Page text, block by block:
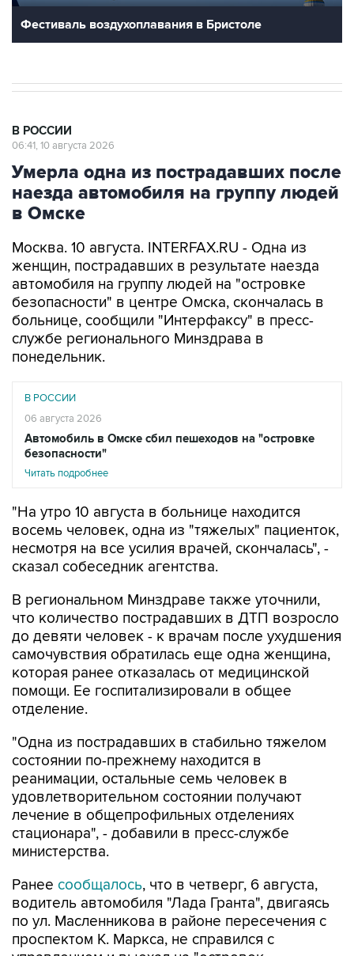
Фестиваль воздухоплавания в Бристоле
В РОССИИ
06:41, 10 августа 2026
Умерла одна из пострадавших после
наезда автомобиля на группу людей
в Омске
Москва. 10 августа. INTERFAX.RU - Одна из
женщин, пострадавших в результате наезда
автомобиля на группу людей на "островке
безопасности" в центре Омска, скончалась в
больнице, сообщили "Интерфаксу" в пресс-
службе регионального Минздрава в
понедельник.
В РОССИИ
06 августа 2026
Автомобиль в Омске сбил пешеходов на "островке
безопасности"
Читать подробнее
"На утро 10 августа в больнице находится
восемь человек, одна из "тяжелых" пациенток,
несмотря на все усилия врачей, скончалась", -
сказал собеседник агентства.
В региональном Минздраве также уточнили,
что количество пострадавших в ДТП возросло
до девяти человек - к врачам после ухудшения
самочувствия обратилась еще одна женщина,
которая ранее отказалась от медицинской
помощи. Ее госпитализировали в общее
отделение.
"Одна из пострадавших в стабильно тяжелом
состоянии по-прежнему находится в
реанимации, остальные семь человек в
удовлетворительном состоянии получают
лечение в общепрофильных отделениях
стационара", - добавили в пресс-службе
министерства.
Ранее сообщалось, что в четверг, 6 августа,
водитель автомобиля "Лада Гранта", двигаясь
по ул. Масленникова в районе пересечения с
проспектом К. Маркса, не справился с